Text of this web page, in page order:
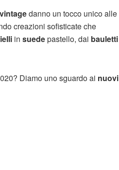
vintagedanno un tocco unico alle
creazioni sofisticate che
in suedepastello, dai bauletti
Diamo uno sguardo ai nuovi